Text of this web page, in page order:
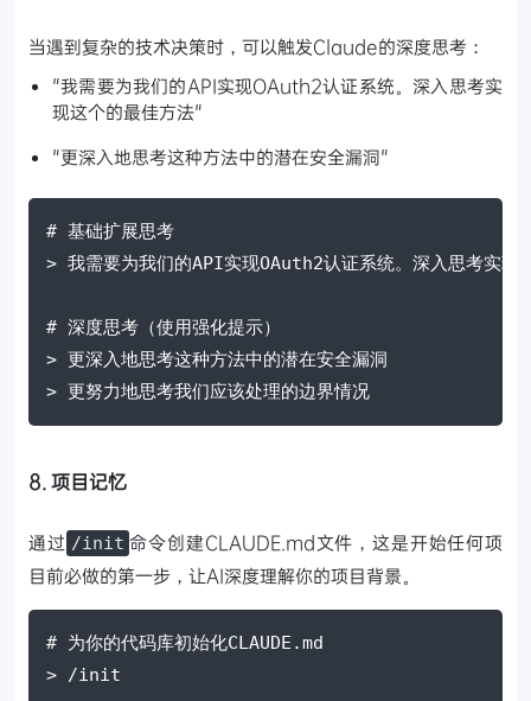
当遇到复杂的技术决策时，可以触发Claude的深度思考：
"我需要为我们的API实现OAuth2认证系统。深入思考实
现这个的最佳方法"
"更深入地思考这种方法中的潜在安全漏洞"
# 基础扩展思考
> 我需要为我们的API实现OAuth2认证系统。深入思考实现
# 深度思考（使用强化提示）
> 更深入地思考这种方法中的潜在安全漏洞
> 更努力地思考我们应该处理的边界情况
8. 项目记忆
通过 /init 命令创建CLAUDE.md文件，这是开始任何项
目前必做的第一步，让AI深度理解你的项目背景。
# 为你的代码库初始化CLAUDE.md
> /init